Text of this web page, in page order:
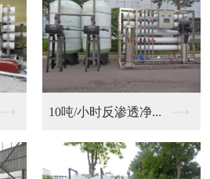
10吨/小时反渗透净...